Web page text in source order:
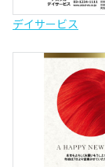
デイサービス